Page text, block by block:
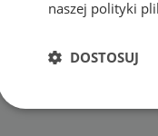
naszej polityki
DOSTOSUJ